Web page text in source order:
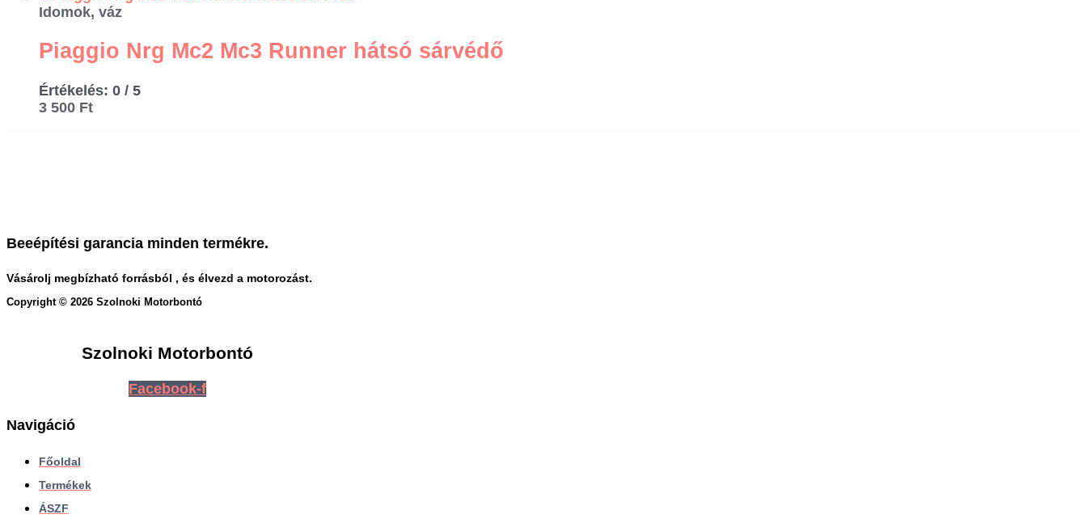
Idomok, váz
Piaggio Nrg Mc2 Mc3 Runner hátsó sárvédő
Értékelés: 0 / 5
3 500 Ft
Beeépítési garancia minden termékre.
Vásárolj megbízható forrásból , és élvezd a motorozást.
Copyright © 2026 Szolnoki Motorbontó
Szolnoki Motorbontó
Facebook-f
Navigáció
Főoldal
Termékek
ÁSZF